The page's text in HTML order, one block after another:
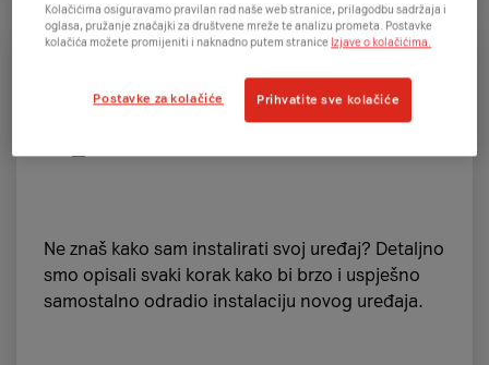
Instalacija
Ne znaš kako sam instalirati svoj uređaj? Detaljno
smo opisali svaki korak kako bi brzo i uspješno
samostalno odradio instalaciju novog uređaja.
Kolačićima osiguravamo pravilan rad naše web stranice, prilagodbu sadržaja i
oglasa, pružanje značajki za društvene mreže te analizu prometa. Postavke
kolačića možete promijeniti i naknadno putem stranice Izjave o kolačićima.
Postavke za kolačiće Prihvatite sve kolačiće